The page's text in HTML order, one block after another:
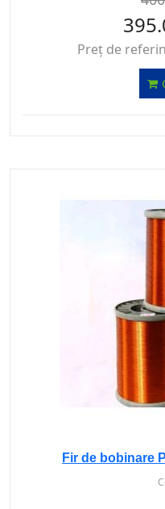
Preț de
Fir de bobinare